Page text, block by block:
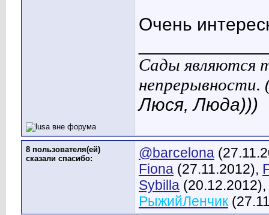
Очень
Сады являются
непрерывности.
Люся, Люда)))
8 пользователя(ей)
сказали cпасибо:
@barcelona
Fiona (27.11.2012),
Sybilla (20.12.2012),
РыжийЛенчик